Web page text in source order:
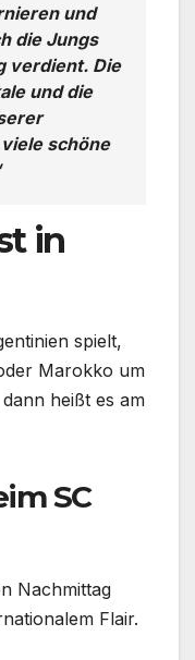
und
die Jungs
verdient. Die
und die
schöne
in
spielt,
Marokko um
heißt es am
SC
Nachmittag
Flair.